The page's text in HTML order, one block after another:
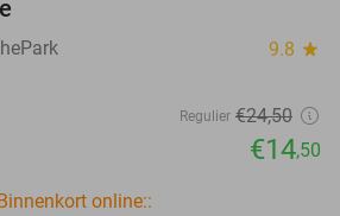
9.8 star
Regulier €24,50
€14,50
online::